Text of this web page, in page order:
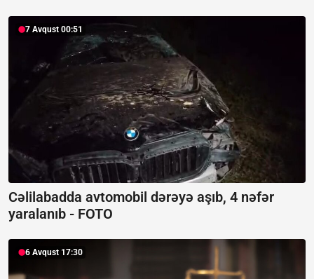
7 Avqust 00:51
Cəlilabadda avtomobil dərəyə aşıb, 4 nəfər
yaralanıb - FOTO
6 Avqust 17:30